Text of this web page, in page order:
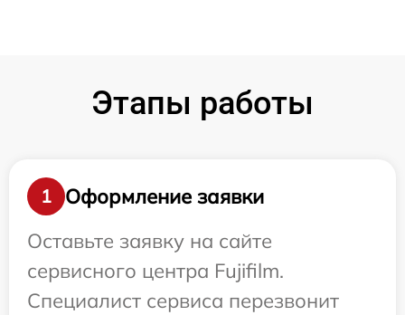
Этапы работы
1
Оформление заявки
Оставьте заявку на сайте
сервисного центра Fujifilm.
Специалист сервиса перезвонит